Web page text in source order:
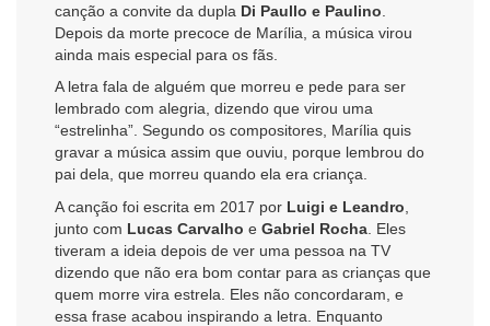
canção a convite da dupla Di Paullo e Paulino
Depois da morte precoce de Marília, a música virou
ainda mais especial para os fãs.
A letra fala de alguém que morreu e pede para ser
lembrado com alegria, dizendo que virou uma
“estrelinha”. Segundo os compositores, Marília quis
gravar a música assim que ouviu, porque lembrou do
pai dela, que morreu quando ela era criança.
A canção foi escrita em 2017 por Luigi e Leandro
junto com Lucas Carvalho e Gabriel Rocha . Eles
tiveram a ideia depois de ver uma pessoa na TV
dizendo que não era bom contar para as crianças que
quem morre vira estrela. Eles não concordaram, e
essa frase acabou inspirando a letra. Enquanto